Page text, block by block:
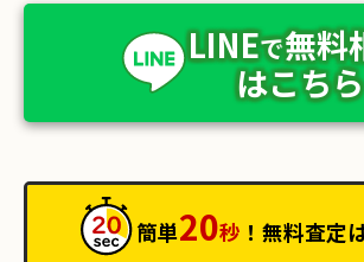
LINEで無料
はこちら
簡単20秒 ！無料査定